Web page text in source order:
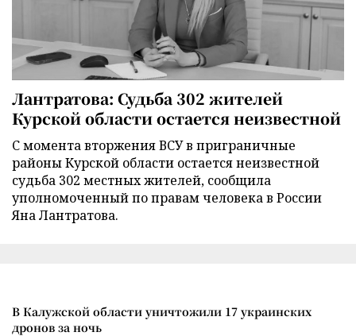
Лантратова: Судьба 302 жителей
Курской области остается неизвестной
С момента вторжения ВСУ в приграничные
районы Курской области остается неизвестной
судьба 302 местных жителей, сообщила
уполномоченный по правам человека в России
Яна Лантратова.
В Калужской области уничтожили 17 украинских
дронов за ночь